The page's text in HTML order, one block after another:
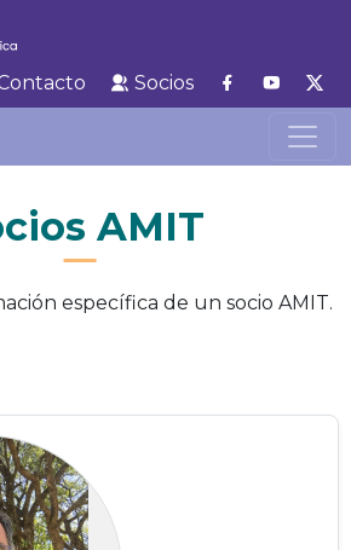
Socios
AMIT
específica de un socio AMIT.